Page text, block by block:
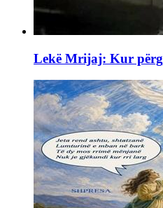
Lekë Mrijaj: Kur